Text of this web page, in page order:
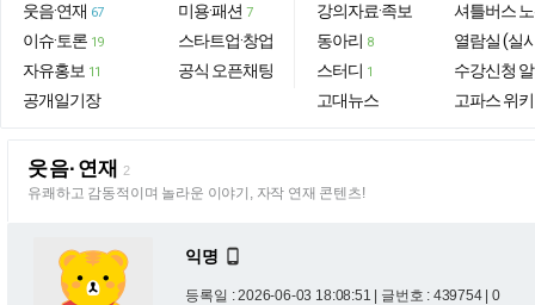
웃음·연재 67
이슈·토론 19
자유홍보 11
공개일기장
미용·패션 7
스타트업·창업
공식 오픈채팅
강의자료·족보
동아리 8
스터디 1
고대뉴스
셔틀버스
열람실 (실
수강신청
고파스 위키
웃음·연재 2
유쾌하고 감동적이며 놀라운 이야기, 자작 연재 콘텐츠!
익명 
등록일 : 2026-06-03 18:08:51 | 글번호 : 439754 | 0